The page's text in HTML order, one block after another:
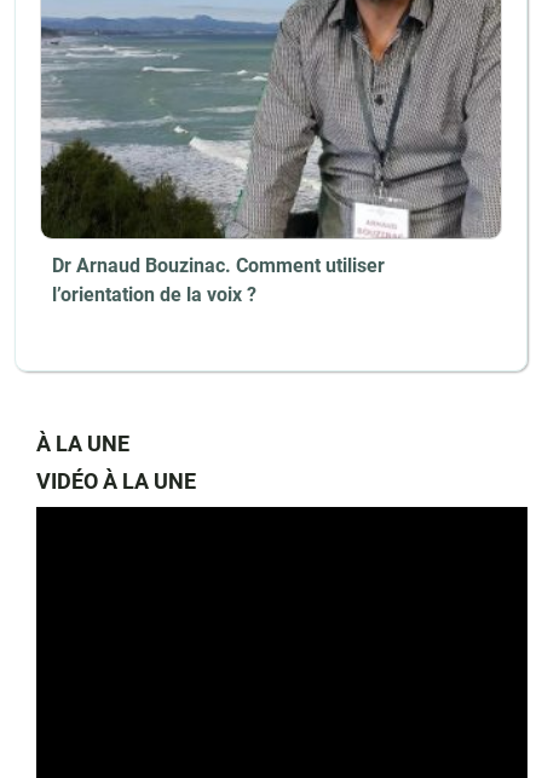
Dr Arnaud Bouzinac. Comment utiliser
l’orientation de la voix ?
À LA UNE
VIDÉO À LA UNE